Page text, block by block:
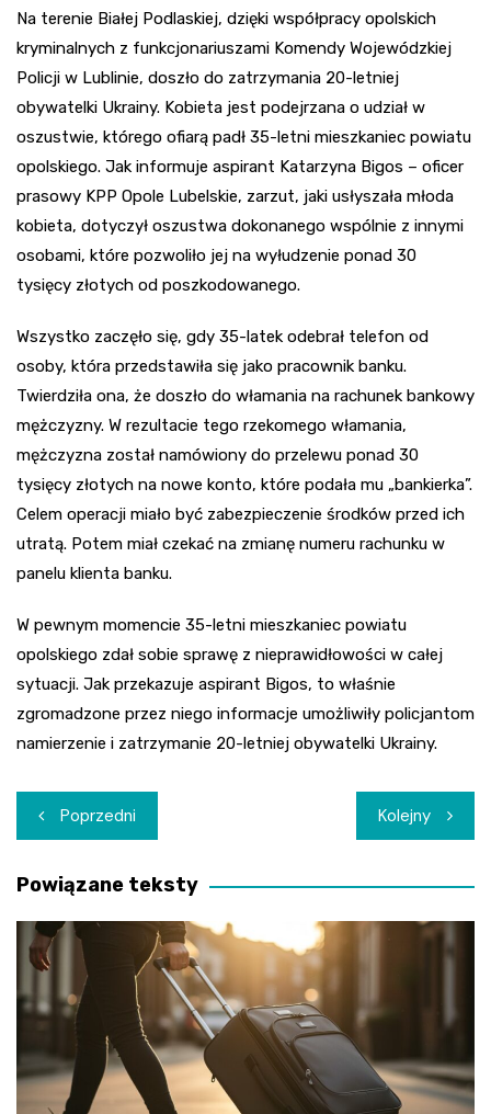
Na terenie Białej Podlaskiej, dzięki współpracy opolskich
kryminalnych z funkcjonariuszami Komendy Wojewódzkiej
Policji w Lublinie, doszło do zatrzymania 20-letniej
obywatelki Ukrainy. Kobieta jest podejrzana o udział w
oszustwie, którego ofiarą padł 35-letni mieszkaniec powiatu
opolskiego. Jak informuje aspirant Katarzyna Bigos – oficer
prasowy KPP Opole Lubelskie, zarzut, jaki usłyszała młoda
kobieta, dotyczył oszustwa dokonanego wspólnie z innymi
osobami, które pozwoliło jej na wyłudzenie ponad 30
tysięcy złotych od poszkodowanego.
Wszystko zaczęło się, gdy 35-latek odebrał telefon od
osoby, która przedstawiła się jako pracownik banku.
Twierdziła ona, że doszło do włamania na rachunek bankowy
mężczyzny. W rezultacie tego rzekomego włamania,
mężczyzna został namówiony do przelewu ponad 30
tysięcy złotych na nowe konto, które podała mu „bankierka”.
Celem operacji miało być zabezpieczenie środków przed ich
utratą. Potem miał czekać na zmianę numeru rachunku w
panelu klienta banku.
W pewnym momencie 35-letni mieszkaniec powiatu
opolskiego zdał sobie sprawę z nieprawidłowości w całej
sytuacji. Jak przekazuje aspirant Bigos, to właśnie
zgromadzone przez niego informacje umożliwiły policjantom
namierzenie i zatrzymanie 20-letniej obywatelki Ukrainy.
Nawigacja
wpisu
Poprzedni Kolejny
Powiązane teksty